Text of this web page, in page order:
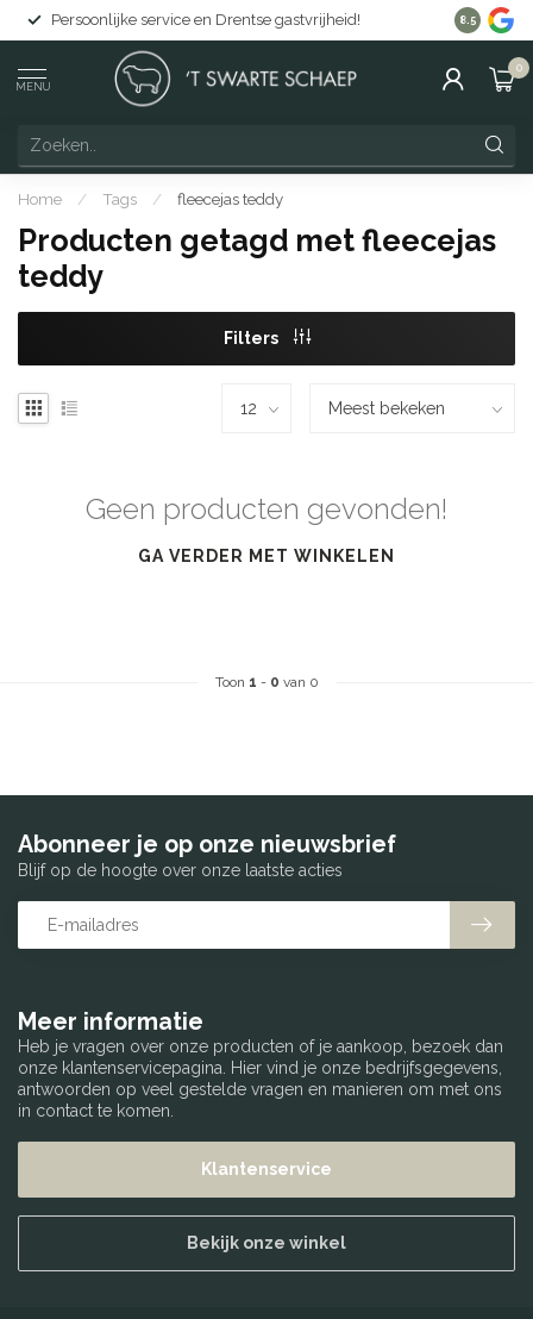
Persoonlijke service en Drentse gastvrijheid! Gratis
8.5
MENU
0
Home / Tags / fleecejas teddy
Producten getagd met fleecejas
teddy
Filters
Geen producten gevonden!
GA VERDER MET WINKELEN
Toon 1 - 0 van 0
Meer informatie
Heb je vragen over onze producten of je aankoop, bezoek dan
onze klantenservicepagina. Hier vind je onze bedrijfsgegevens,
antwoorden op veel gestelde vragen en manieren om met ons
in contact te komen.
Klantenservice
Bekijk onze winkel
Abonneer je op onze nieuwsbrief
Blijf op de hoogte over onze laatste acties